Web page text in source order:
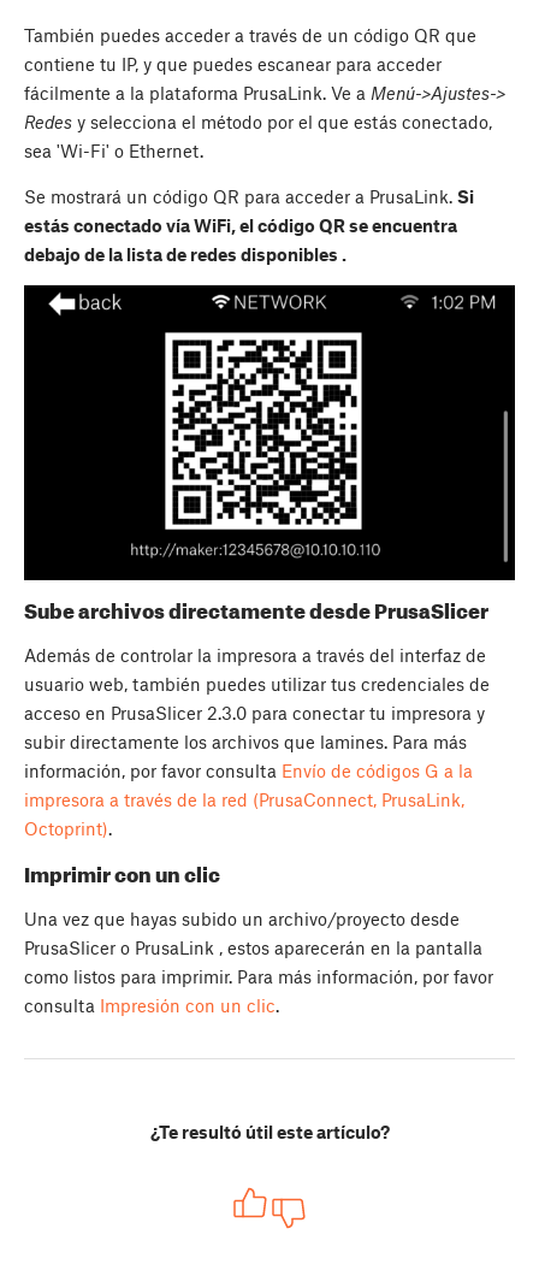
También puedes acceder a través de un código QR que
contiene tu IP, y que puedes escanear para acceder
fácilmente a la plataforma PrusaLink. Ve a Menú->Ajustes->
Redes y selecciona el método por el que estás conectado,
sea 'Wi-Fi' o Ethernet.
Se mostrará un código QR para acceder a PrusaLink. Si
estás conectado vía WiFi, el código QR se encuentra
debajo de la lista de redes disponibles .
Sube archivos directamente desde PrusaSlicer
Además de controlar la impresora a través del interfaz de
usuario web, también puedes utilizar tus credenciales de
acceso en PrusaSlicer 2.3.0 para conectar tu impresora y
subir directamente los archivos que lamines. Para más
información, por favor consulta Envío de códigos G a la
impresora a través de la red (PrusaConnect, PrusaLink,
Octoprint).
Imprimir con un clic
Una vez que hayas subido un archivo/proyecto desde
PrusaSlicer o PrusaLink , estos aparecerán en la pantalla
como listos para imprimir. Para más información, por favor
consulta Impresión con un clic.
¿Te resultó útil este artículo?